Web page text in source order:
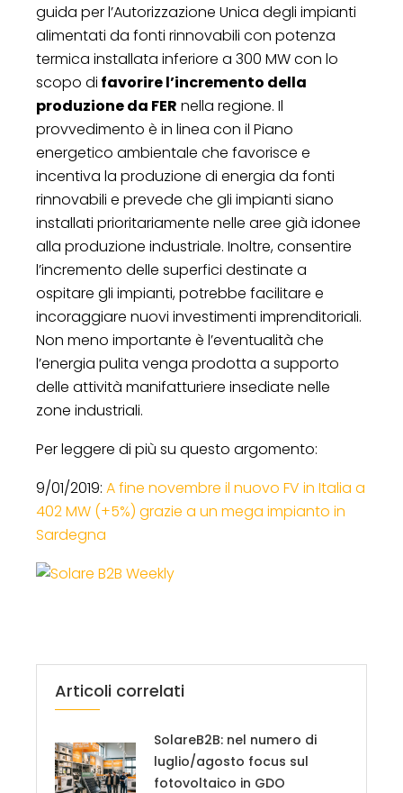
guida per l’Autorizzazione Unica degli impianti
alimentati da fonti rinnovabili con potenza
termica installata inferiore a 300 MW con lo
scopo di favorire l’incremento della
produzione da FER nella regione. Il
provvedimento è in linea con il Piano
energetico ambientale che favorisce e
incentiva la produzione di energia da fonti
rinnovabili e prevede che gli impianti siano
installati prioritariamente nelle aree già idonee
alla produzione industriale. Inoltre, consentire
l’incremento delle superfici destinate a
ospitare gli impianti, potrebbe facilitare e
incoraggiare nuovi investimenti imprenditoriali.
Non meno importante è l’eventualità che
l’energia pulita venga prodotta a supporto
delle attività manifatturiere insediate nelle
zone industriali.
Per leggere di più su questo argomento:
9/01/2019: A fine novembre il nuovo FV in Italia a
402 MW (+5%) grazie a un mega impianto in
Sardegna
Articoli correlati
SolareB2B: nel numero di
luglio/agosto focus sul
fotovoltaico in GDO